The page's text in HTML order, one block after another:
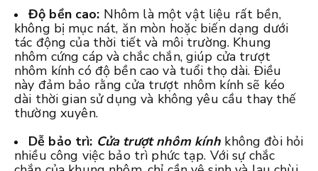
Độ bền cao: Nhôm là một vật liệu rất bền,
không bị mục nát, ăn mòn hoặc biến dạng dưới
tác động của thời tiết và môi trường. Khung
nhôm cứng cáp và chắc chắn, giúp cửa trượt
nhôm kính có độ bền cao và tuổi thọ dài. Điều
này đảm bảo rằng cửa trượt nhôm kính sẽ kéo
dài thời gian sử dụng và không yêu cầu thay thế
thường xuyên.
Dễ bảo trì: Cửa trượt nhôm kính không đòi hỏi
nhiều công việc bảo trì phức tạp. Với sự chắc